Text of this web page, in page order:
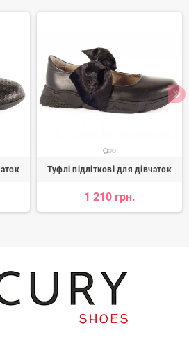
Туфлі підліткові для дівчаток
1 210 грн.